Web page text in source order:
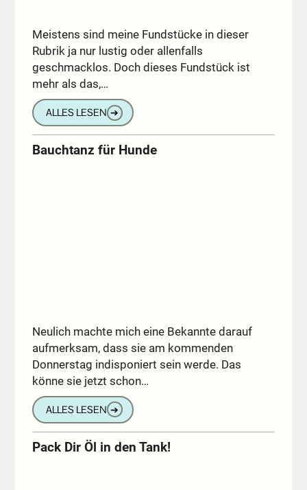
Meistens sind meine Fundstücke in dieser
Rubrik ja nur lustig oder allenfalls
geschmacklos. Doch dieses Fundstück ist
mehr als das,…
ALLES LESEN ➔
Bauchtanz für Hunde
Neulich machte mich eine Bekannte darauf
aufmerksam, dass sie am kommenden
Donnerstag indisponiert sein werde. Das
könne sie jetzt schon…
ALLES LESEN ➔
Pack Dir Öl in den Tank!